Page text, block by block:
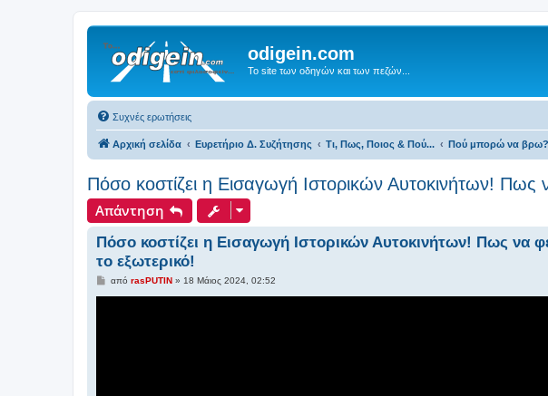
odigein.com
Το site των οδηγών και των πεζών...
Συχνές ερωτήσεις
Αρχική σελίδα Ευρετήριο Δ. Συζήτησης Τι, Πως, Ποιος & Πού... Πού μπορώ να
Πόσο κοστίζει η Εισαγωγή Ιστορικών Αυτοκινήτων!
Απάντηση
Πόσο κοστίζει η Εισαγωγή Ιστορικών Αυτοκινήτων! Πως να
το εξωτερικό!
Δαπό rasPUTIN» 18 Μάιος 2024, 02:52